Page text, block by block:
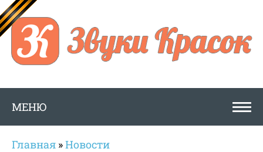
МЕНЮ
Главная »Новости